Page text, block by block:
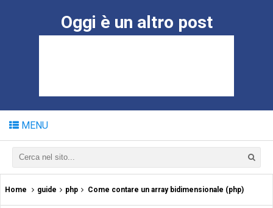
Oggi è un altro post
MENU
Home guide php Come contare un array bidimensionale (php)